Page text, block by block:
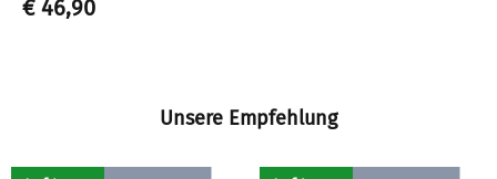
€ 46,90
Unsere Empfehlung